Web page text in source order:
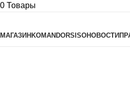
0 Товары
МАГАЗИН KOMANDORSISOНОВОСТИ